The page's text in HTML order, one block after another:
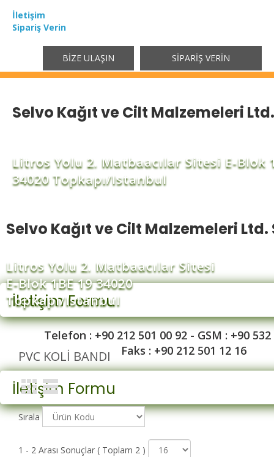
İletişim
Sipariş Verin
BIZE ULAŞIN SIPARIŞ VERIN
Selvo Kağıt ve Cilt Malzemeleri
Litros Yolu 2. Matbaacılar Sitesi E-Blok
34020 Topkapı/Istanbul
İletişim Formu
Selvo Kağıt ve Cilt Malzemeleri Ltd.
Litros Yolu 2. Matbaacılar Sitesi
E-Blok 1BE 19 34020
Topkapı/Istanbul
Telefon : +90 212 501 00 92 - GSM : +90 532
Faks : +90 212 501 12 16
İletişim Formu
PVC KOLI BANDI
Sırala
1 - 2 Arası Sonuçlar ( Toplam 2 )